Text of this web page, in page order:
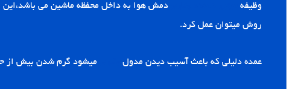
وظیفه دمش هوا به داخل محفظه ماشین می باشد،این
روش میتوان عمل کرد.
عمده دلیلی که باعث آسیب دیدن مدول میشود گرم شدن بیش از